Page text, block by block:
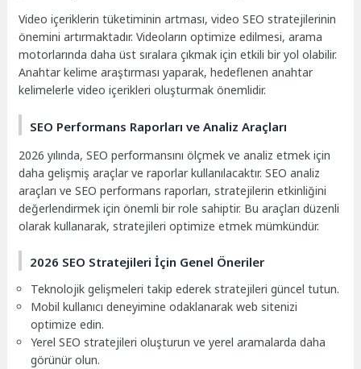
Video içeriklerin tüketiminin artması, video SEO stratejilerinin
önemini artırmaktadır. Videoların optimize edilmesi, arama
motorlarında daha üst sıralara çıkmak için etkili bir yol olabilir.
Anahtar kelime araştırması yaparak, hedeflenen anahtar
kelimelerle video içerikleri oluşturmak önemlidir.
SEO Performans Raporları ve Analiz Araçları
2026 yılında, SEO performansını ölçmek ve analiz etmek için
daha gelişmiş araçlar ve raporlar kullanılacaktır. SEO analiz
araçları ve SEO performans raporları, stratejilerin etkinliğini
değerlendirmek için önemli bir role sahiptir. Bu araçları düzenli
olarak kullanarak, stratejileri optimize etmek mümkündür.
2026 SEO Stratejileri İçin Genel Öneriler
Teknolojik gelişmeleri takip ederek stratejileri güncel tutun.
Mobil kullanıcı deneyimine odaklanarak web sitenizi
optimize edin.
Yerel SEO stratejileri oluşturun ve yerel aramalarda daha
görünür olun.